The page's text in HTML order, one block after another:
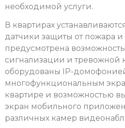
необходимой услуги.
В квартирах
датчики защиты от пожара и
предусмотрена
сигнализации и тревожной
оборудованы IP-
многофункциональным
квартире и возможностью
экран мобильного
различных камер